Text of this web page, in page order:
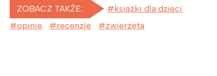
ZOBACZ TAKŻE:
książki dla dzieci
opinie
recenzje zwierzęta